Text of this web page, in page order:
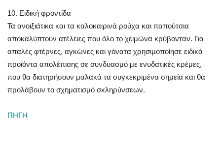
10. Ειδική φροντίδα
Τα ανοιξιάτικα και τα καλοκαιρινά ρούχα και παπούτσια
αποκαλύπτουν ατέλειες που όλο το χειμώνα κρύβονταν. Για
απαλές φτέρνες, αγκώνες και γόνατα χρησιμοποίησε ειδικά
προϊόντα απολέπισης σε συνδυασμό με ενυδατικές κρέμες,
που θα διατηρήσουν μαλακά τα συγκεκριμένα σημεία και θα
προλάβουν το σχηματισμό σκληρύνσεων.
ΠΗΓΗ